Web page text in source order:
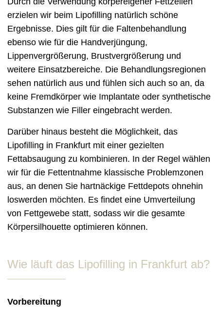
erzielen wir beim Lipofilling natürlich schöne
Ergebnisse. Dies gilt für die Faltenbehandlung
ebenso wie für die Handverjüngung,
Lippenvergrößerung, Brustvergrößerung und
weitere Einsatzbereiche. Die Behandlungsregionen
sehen natürlich aus und fühlen sich auch so an, da
keine Fremdkörper wie Implantate oder synthetische
Substanzen wie Filler eingebracht werden.
Darüber hinaus besteht die Möglichkeit, das
Lipofilling in Frankfurt mit einer gezielten
Fettabsaugung zu kombinieren. In der Regel wählen
wir für die Fettentnahme klassische Problemzonen
aus, an denen Sie hartnäckige Fettdepots ohnehin
loswerden möchten. Es findet eine Umverteilung
von Fettgewebe statt, sodass wir die gesamte
Körpersilhouette optimieren können.
Wie läuft das Lipofilling in Frankfurt ab?
Vorbereitung